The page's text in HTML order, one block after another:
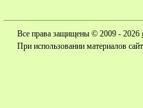
Все права защищены © 2009 - 2026
При использовании материалов